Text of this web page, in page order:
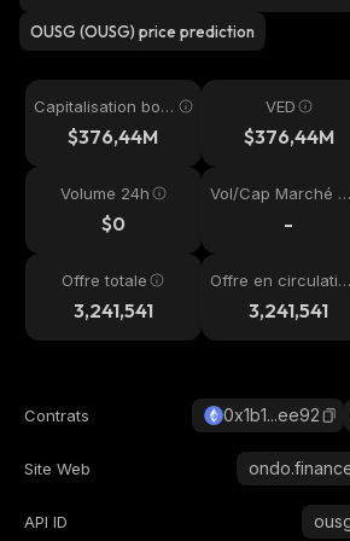
OUSG (OUSG) price prediction
Capitalisation bou
rsière$376,44M
VED
$376,44M
Volume 24h
$0
Vol/Cap Marché 2
-
Offre totale
3,241,541
Offre en circulatio
3,241,541
Contrats 0x1b1...ee92
Site Web
API ID